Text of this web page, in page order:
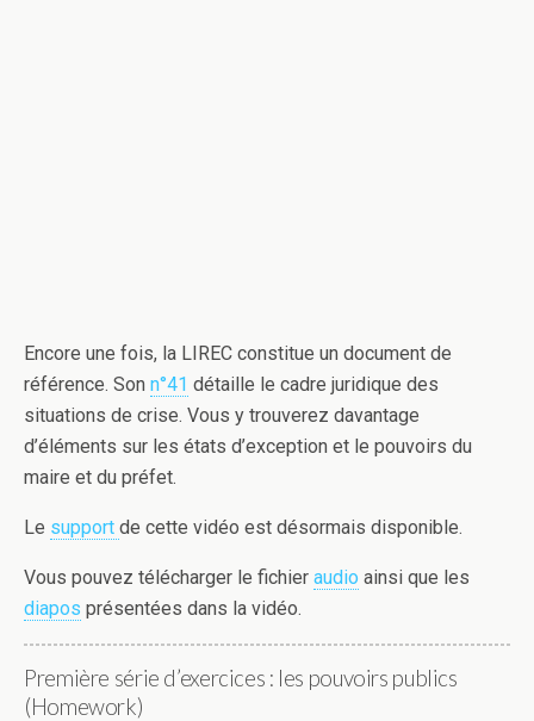
Encore une fois, la LIREC constitue un document de
référence. Son n°41 détaille le cadre juridique des
situations de crise. Vous y trouverez davantage
d’éléments sur les états d’exception et le pouvoirs du
maire et du préfet.
Le support de cette vidéo est désormais disponible.
Vous pouvez télécharger le fichier audio ainsi que les
diapos présentées dans la vidéo.
Première série d’exercices : les pouvoirs publics
(Homework)